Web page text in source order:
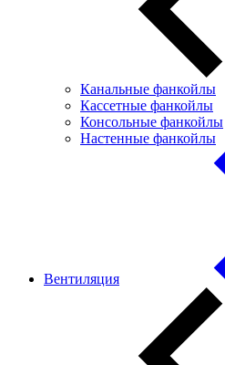
Канальные фанкойлы
Кассетные фанкойлы
Консольные фанкойлы
Настенные фанкойлы
Вентиляция